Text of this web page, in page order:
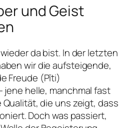
und Geist
da bist. In der letzten
wir die aufsteigende,
Freude (Pīti)
jene helle, manchmal fast
die uns zeigt, dass
Doch was passiert,